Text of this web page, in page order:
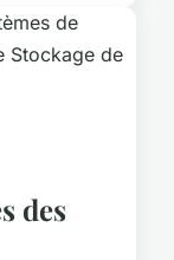
des